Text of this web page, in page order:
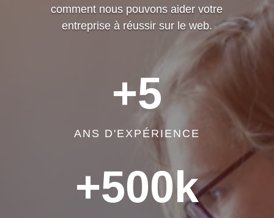
comment nous pouvons aider votre
entreprise à réussir sur le web.
+5
ANS D'EXPÉRIENCE
+500k